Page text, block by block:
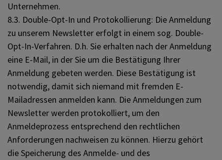
Unternehmen.
8.3. Double-Opt-In und Protokollierung: Die Anmeldung
zu unserem Newsletter erfolgt in einem sog. Double-
Opt-In-Verfahren. D.h. Sie erhalten nach der Anmeldung
eine E-Mail, in der Sie um die Bestätigung Ihrer
Anmeldung gebeten werden. Diese Bestätigung ist
notwendig, damit sich niemand mit fremden E-
Mailadressen anmelden kann. Die Anmeldungen zum
Newsletter werden protokolliert, um den
Anmeldeprozess entsprechend den rechtlichen
Anforderungen nachweisen zu können. Hierzu gehört
die Speicherung des Anmelde- und des